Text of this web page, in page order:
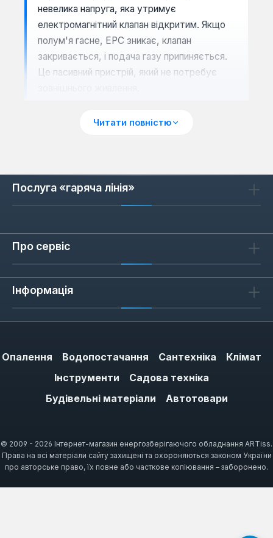
невелика напруга, яка утримує
електромагнітний клапан відкритим. Якщо
полум'я гасне, ЕРС зникає, клапан
закривається, і подача газу припиняється.
Це пасивний пристрій, який не потребує
алюмелева пара (тип K) або константан-
стабільний сигнал до 50 мВ при
температурі 800-900 °C. Довжина
термопари впливає на опір лінії: чим довший
використовувати екранований кабель.
Сумісність з газовими
клапанами SIT Group
газовими клапанами SIT Group (SIT 820, SIT
630, SIT 845) та їх аналогами. Різьба М9х1
— це метричний стандарт із кроком 1 мм,
який використовується в європейських
перевірити, чи відповідає різьба термопари
різьбі клапана: М9х1 не взаємозамінна з
М8х1 або М10х1.
Читати повністю
Послуга «гаряча лінія»
Про сервіс
Інформація
Опалення Водопостачання Сантехніка
Клімат
Інструменти
Садова техніка
Будівельні матеріали
Автотовари
© 2009 - 2026 Інтернет-магазин енергозберігаючого обладнання ARTiss.
Права на всі матеріали сайту захищені та охороняються законом України
про авторське право, їх повне або часткове копіювання – заборонено.